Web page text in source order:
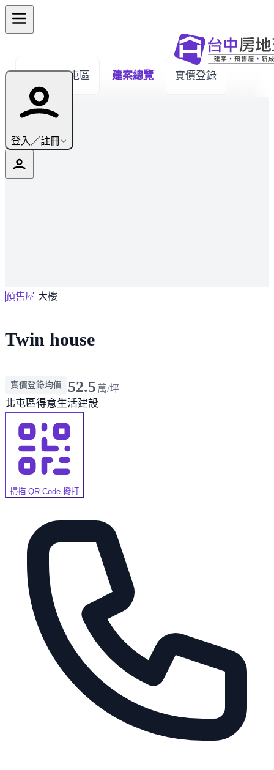
登入／註冊
← 返回北屯區 建案總覽 實價登錄
預售屋 大樓
Twin house
實價登錄均價 52.5 萬/坪
北屯區得意生活建設
掃描 QR Code 撥打